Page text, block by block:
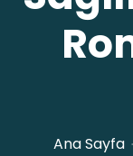
Ana Sayfa